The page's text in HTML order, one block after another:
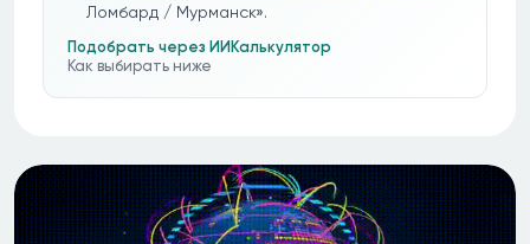
Ломбард / Мурманск».
Подобрать через ИИ Калькулятор
Как выбирать ниже